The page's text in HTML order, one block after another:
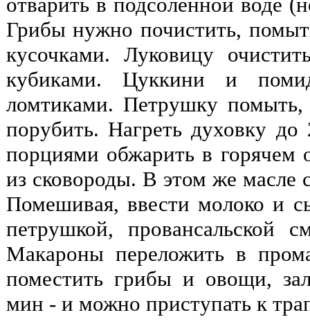
Грибы нужно почистить,
кусочками. Луковицу
кубиками. Цуккини и
ломтиками. Петрушку
порубить. Нагреть духовку
порциями обжарить в горячем
из сковороды. В этом же масле
Помешивая, ввести молоко и
петрушкой, провансальской
Макароны переложить в
поместить грибы и овощи,
мин - и можно приступать к